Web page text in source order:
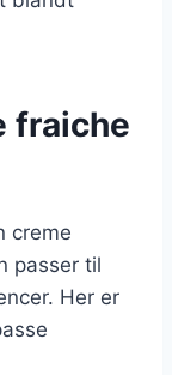
fraiche
creme
passer til
Her er